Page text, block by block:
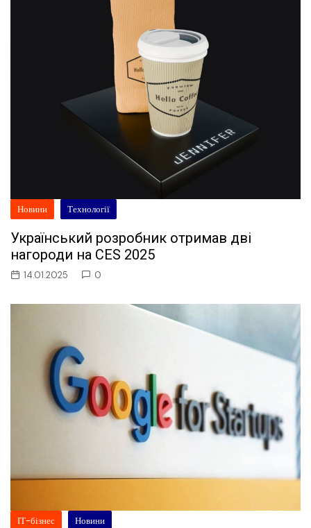
Новини Технології
Український розробник отримав дві
нагороди на CES 2025
14.01.2025 0
ІТ-бізнес Новини